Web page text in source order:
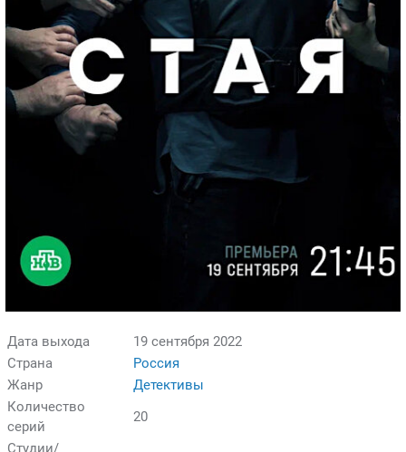
Дата выхода
19 сентября 2022
Страна
Россия
Жанр
Детективы
Количество
серий
20
Студии/